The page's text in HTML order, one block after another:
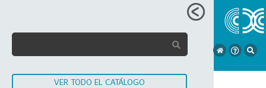
VER TODO EL CATÁLOGO